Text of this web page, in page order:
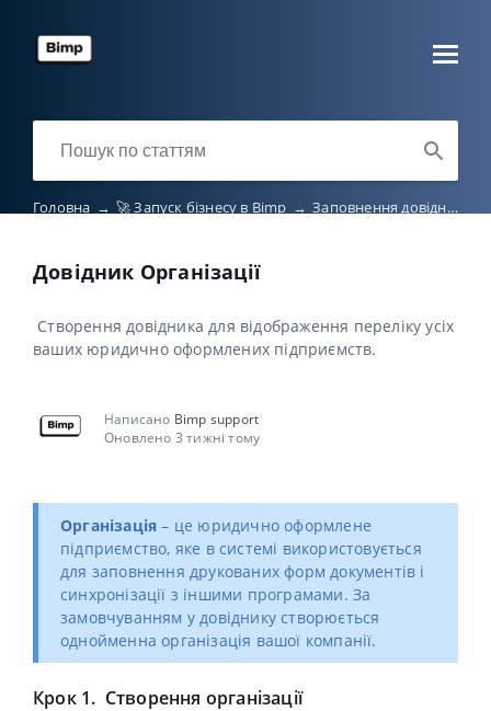
Головна → 🚀 Запуск бізнесу в Bimp → Заповнення довідників
Довідник Організації
Cтворення довідника для відображення переліку усіх
ваших юридично оформлених підприємств.
Написано Bimp support
Оновлено 3 тижні тому
Організація– це юридично оформлене
підприємство, яке в системі використовується
для заповнення друкованих форм документів і
синхронізації з іншими програмами. За
замовчуванням у довіднику створюється
однойменна організація вашої компанії.
Крок 1. Створення організації